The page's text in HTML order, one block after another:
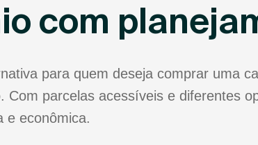
com
para quem deseja comprar uma
parcelas acessíveis e diferentes
e econômica.